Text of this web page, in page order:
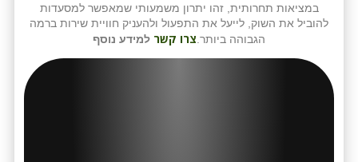
במציאות תחרותית, זהו יתרון משמעותי שמאפשר למסעדות
להוביל את השוק, לייעל את התפעול ולהעניק חוויית שירות ברמה
הגבוהה ביותר. צרו קשר למידע נוסף